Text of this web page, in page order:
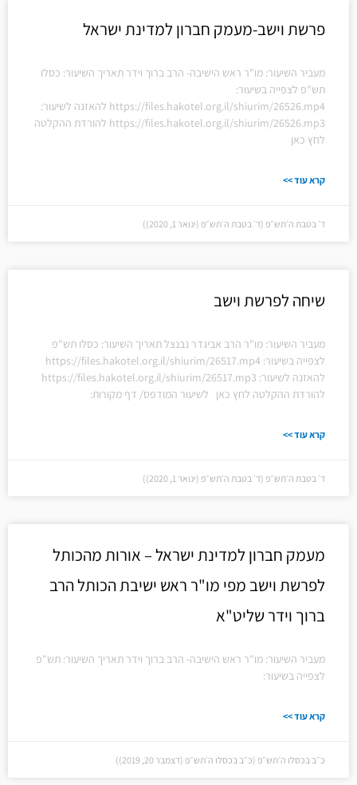
פרשת וישב-מעמק חברון למדינת ישראל
מעביר השיעור: מו"ר ראש הישיבה- הרב ברוך וידר תאריך השיעור: כסלו
תש"פ לצפייה בשיעור:
https://files.hakotel.org.il/shiurim/26526.mp4 להאזנה לשיעור:
https://files.hakotel.org.il/shiurim/26526.mp3 להורדת ההקלטה
לחץ כאן
קרא עוד >>
ד׳ בטבת ה׳תש״פ (ד׳ בטבת ה׳תש״פ (ינואר 1, 2020))
שיחה לפרשת וישב
מעביר השיעור: מו"ר הרב אביגדר נבנצל תאריך השיעור: כסלו תש"פ
לצפייה בשיעור: https://files.hakotel.org.il/shiurim/26517.mp4
להאזנה לשיעור: https://files.hakotel.org.il/shiurim/26517.mp3
להורדת ההקלטה לחץ כאן לשיעור המודפס/ דף מקורות:
קרא עוד >>
ד׳ בטבת ה׳תש״פ (ד׳ בטבת ה׳תש״פ (ינואר 1, 2020))
מעמק חברון למדינת ישראל – אורות מהכותל
לפרשת וישב מפי מו"ר ראש ישיבת הכותל הרב
ברוך וידר שליט"א
מעביר השיעור: מו"ר ראש הישיבה- הרב ברוך וידר תאריך השיעור: תש"פ
לצפייה בשיעור:
קרא עוד >>
כ״ב בכסלו ה׳תש״פ (כ״ב בכסלו ה׳תש״פ (דצמבר 20, 2019))